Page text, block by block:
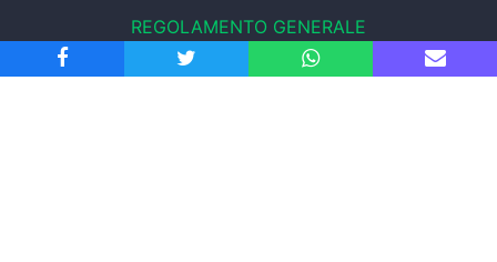
REGOLAMENTO GENERALE
PROTEZIONE DATI
INFORMATIVA COOKIES